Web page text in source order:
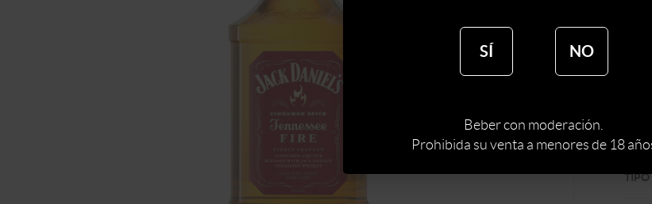
SÍ NO
Beber con moderación.
Prohibida su venta a menores de 18